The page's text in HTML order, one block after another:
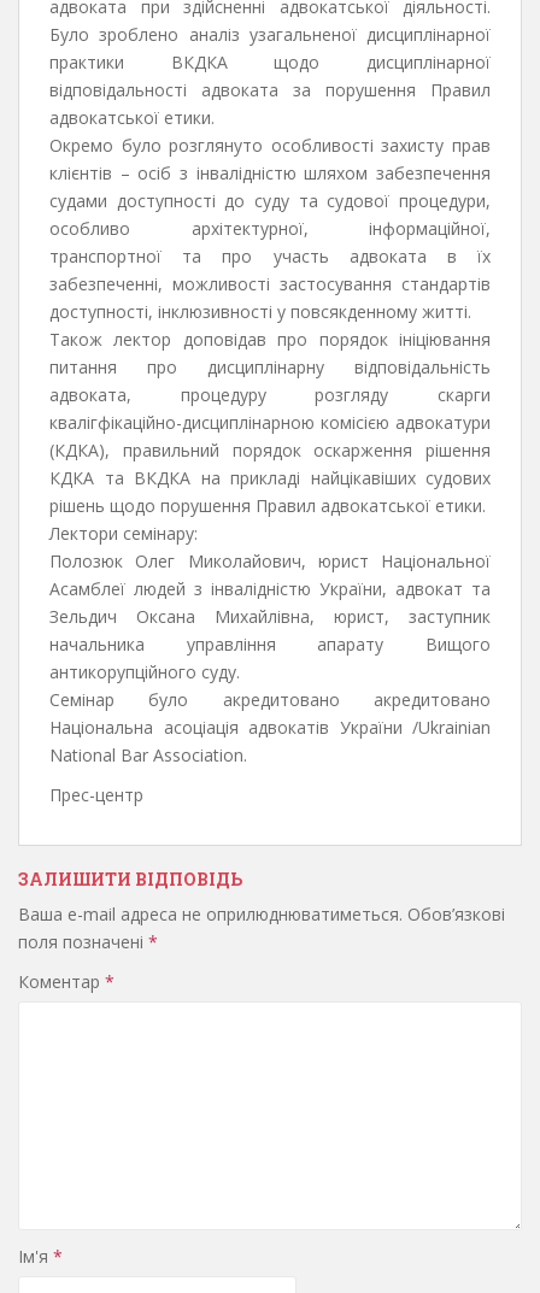
адвоката при здійсненні адвокатської діяльності.
Було зроблено аналіз узагальненої дисциплінарної
практики ВКДКА щодо дисциплінарної
відповідальності адвоката за порушення Правил
адвокатської етики.
Окремо було розглянуто особливості захисту прав
клієнтів – осіб з інвалідністю шляхом забезпечення
судами доступності до суду та судової процедури,
особливо архітектурної, інформаційної,
транспортної та про участь адвоката в їх
забезпеченні, можливості застосування стандартів
доступності, інклюзивності у повсякденному житті.
Також лектор доповідав про порядок ініціювання
питання про дисциплінарну відповідальність
адвоката, процедуру розгляду скарги
квалігфікаційно-дисциплінарною комісією адвокатури
(КДКА), правильний порядок оскарження рішення
КДКА та ВКДКА на прикладі найцікавіших судових
рішень щодо порушення Правил адвокатської етики.
Лектори семінару:
Полозюк Олег Миколайович, юрист Національної
Асамблеї людей з інвалідністю України, адвокат та
Зельдич Оксана Михайлівна, юрист, заступник
начальника управління апарату Вищого
антикорупційного суду.
Семінар було акредитовано акредитовано
Національна асоціація адвокатів України /Ukrainian
National Bar Association.
Прес-центр
ЗАЛИШИТИ ВІДПОВІДЬ
Ваша e-mail адреса не оприлюднюватиметься. Обов’язкові
поля позначені *
Коментар *
Ім'я *